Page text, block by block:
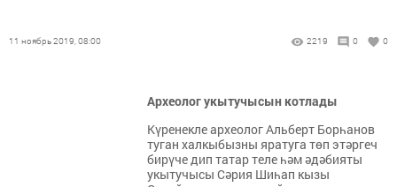
11 ноябрь 2019, 08:00 2219 0 0
Археолог укытучысын котлады
Күренекле археолог Альберт Борһанов
туган халкыбызны яратуга төп этәргеч
бирүче дип татар теле һәм әдәбияты
укытучысы Сәрия Шиһап кызы